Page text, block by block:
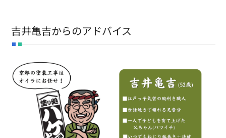
吉井亀吉からのアドバイス